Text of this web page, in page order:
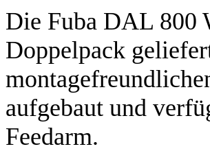
Die Fuba DAL 800
Doppelpack
aufgebaut und
Feedarm.